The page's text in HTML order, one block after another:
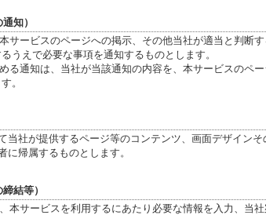
知）
本サービスのページへの掲示、その他当社が適当と判断
うえで必要な事項を通知するものとします。
める通知は、当社が当該通知の内容を、本サービスのペ
。
当社が提供するページ等のコンテンツ、画面デザイン
に帰属するものとします。
結等）
、本サービスを利用するにあたり必要な情報を入力、当